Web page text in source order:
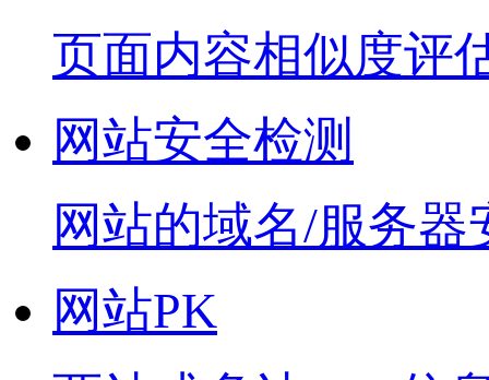
页面内容相似度评
网站安全检测
网站的域名/服务器
网站PK